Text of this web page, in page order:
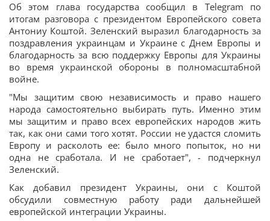
Об этом глава государства сообщил в Telegram по
итогам разговора с президентом Европейского совета
Антониу Коштой. Зеленский выразил благодарность за
поздравления украинцам и Украине с Днем Европы и
благодарность за всю поддержку Европы для Украины
во время украинской обороны в полномасштабной
войне.
"Мы защитим свою независимость и право нашего
народа самостоятельно выбирать путь. Именно этим
мы защитим и право всех европейских народов жить
так, как они сами того хотят. России не удастся сломить
Европу и расколоть ее: было много попыток, но ни
одна не сработала. И не сработает", - подчеркнул
Зеленский.
Как добавил президент Украины, они с Коштой
обсудили совместную работу ради дальнейшей
европейской интеграции Украины.